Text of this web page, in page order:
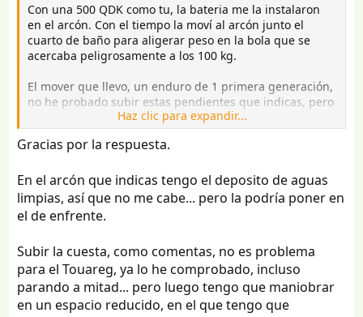
Con una 500 QDK como tu, la bateria me la instalaron
en el arcón. Con el tiempo la moví al arcón junto el
cuarto de baño para aligerar peso en la bola que se
acercaba peligrosamente a los 100 kg.
El mover que llevo, un enduro de 1 primera generación,
no he probado subir estas pendientes que indicas, pero
por experiencia no lo veo apropiado. Me temo que con
esos desniveles, o el firme está en muy buenas
condiciones o cualquier desperfecto bloquera/patinara
caravana girara.
Creo que el mejor mover, es el touareg que tienes, pero
desconozco todas las implicaciones para llevarte a
embrague el mover ha pasado un uso residual y salimos
frecuentemente, pienso que tu además si tienes
reductora, mejor que mejor.
Haz clic para expandir...
Gracias por la respuesta.
En el arcón que indicas tengo el deposito de aguas
limpias, así que no me cabe... pero la podría poner en
el de enfrente.
Subir la cuesta, como comentas, no es problema
para el Touareg, ya lo he comprobado, incluso
parando a mitad... pero luego tengo que maniobrar
en un espacio reducido, en el que tengo que